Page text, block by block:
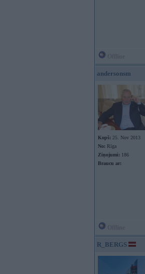
andersonsm
Kopš: 25. Nov 2013
No: Rīga
Ziņojumi: 186
Braucu ar:
R_BERGS